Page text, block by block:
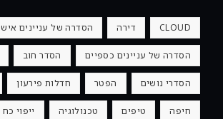
CLOUD דירה הסדרה של עניינים
הסדרה של עניינים כספיים הסדר חוב
הסדרי נושים הפטר חדלות פירעון
חיפה טיפים טכנולוגיה ייפוי